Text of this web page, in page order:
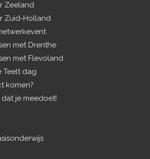
Zeeland
Zuid-Holland
met Drenthe
met Flevoland
Teelt dag
komen?
je meedoet!